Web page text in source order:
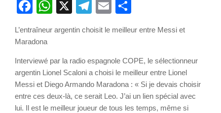
Facebook
WhatsApp
X Telegram
Email
L’entraîneur argentin choisit le meilleur entre Messi et
Maradona
Interviewé par la radio espagnole COPE, le sélectionneur
argentin Lionel Scaloni a choisi le meilleur entre Lionel
Messi et Diego Armando Maradona : « Si je devais choisir
entre ces deux-là, ce serait Leo. J’ai un lien spécial avec
lui. Il est le meilleur joueur de tous les temps, même si